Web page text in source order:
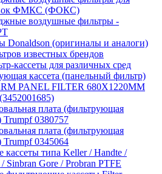
ФМКС (ФОКС)
воздушные фильтры -
Donaldson (оригиналы и аналоги)
известных брендов
кассеты для различных сред
кассета (панельный фильтр)
PANEL FILTER 680X1220MM
плата (фильтрующая
Trumpf 0380757
плата (фильтрующая
Trumpf 0345064
кассеты типа Keller / Handte /
Sinbran Gore / Probran PTFE